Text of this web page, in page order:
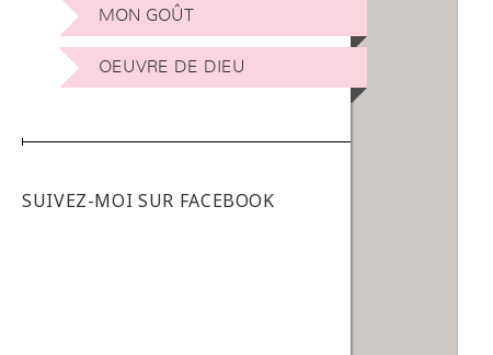
MON GOÛT
OEUVRE DE DIEU
SUIVEZ-MOI SUR FACEBOOK